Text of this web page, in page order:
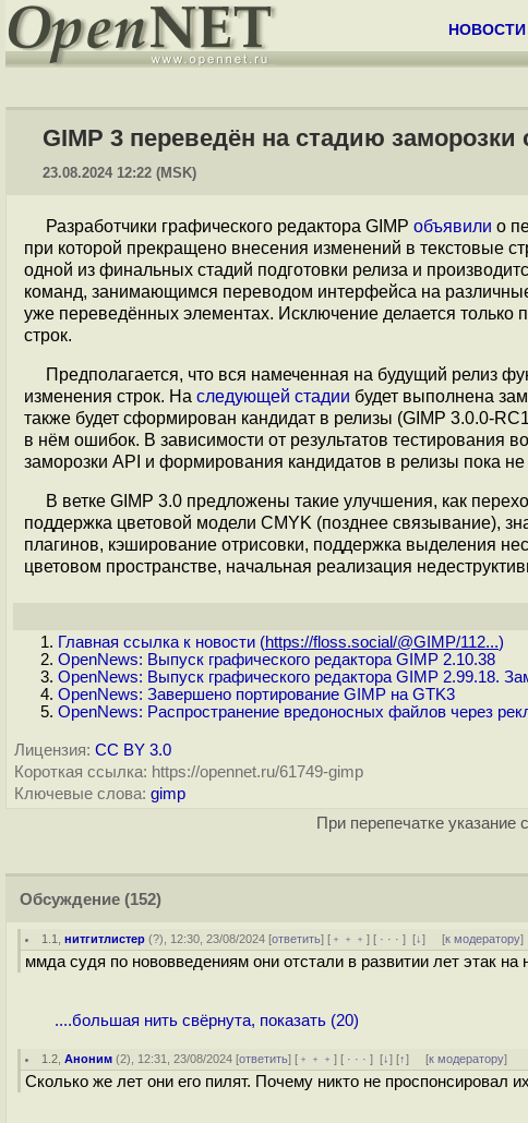
НОВОСТИ
GIMP 3 переведён на стадию
23.08.2024 12:22 (MSK)
Разработчики графического редактора GIMP объявили о
при которой прекращено внесения изменений в текстовые
одной из финальных стадий подготовки релиза и
команд, занимающимся переводом интерфейса на
уже переведённых элементах. Исключение делается
строк.
Предполагается, что вся намеченная на будущий релиз
изменения строк. На следующей стадии будет выполнена
также будет сформирован кандидат в релизы (GIMP 3.0.0-
в нём ошибок. В зависимости от результатов тестирования
заморозки API и формирования кандидатов в релизы пока
В ветке GIMP 3.0 предложены такие улучшения, как
поддержка цветовой модели CMYK (позднее связывание),
плагинов, кэширование отрисовки, поддержка выделения
цветовом пространстве, начальная реализация
Главная ссылка к новости (https://floss.social/@GIMP/112...)
OpenNews: Выпуск графического редактора GIMP 2.10.38
OpenNews: Выпуск графического редактора GIMP 2.99.18.
OpenNews: Завершено портирование GIMP на GTK3
OpenNews: Распространение вредоносных файлов через
Лицензия: CC BY 3.0
Короткая ссылка: https://opennet.ru/61749-gimp
Ключевые слова: gimp
При перепечатке указание
Обсуждение (152)
1.1 ,нитгитлистер (?), 12:30, 23/08/2024 [ответить] [ ﹢﹢﹢] [ · · ·][↓] [к модератору]
ммда судя по нововведениям они отстали в развитии лет этак на
....большая нить свёрнута, показать (20)
1.2 ,Аноним (2), 12:31, 23/08/2024 [ответить] [ ﹢﹢﹢] [ · · ·][↓] [↑] [к модератору]
Сколько же лет они его пилят. Почему никто не проспонсировал